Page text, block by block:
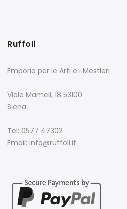
Ruffoli
Emporio per le Arti e i Mestieri
Viale Mameli, 18 53100
Siena
Tel: 0577 47302
Email: info@ruffoli.it